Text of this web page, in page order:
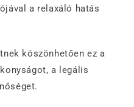
a relaxáló hatás
köszönhetően ez a
a legális